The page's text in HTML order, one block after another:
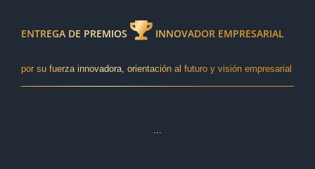
ENTREGA DE PREMIOS INNOVADOR EMPRESARIAL
por su fuerza innovadora, orientación al futuro y visión empresarial
...